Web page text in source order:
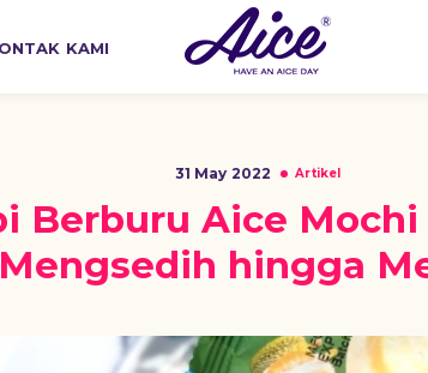
KAMI
31 May 2022 Artikel
Berburu Aice Mochi
hingga